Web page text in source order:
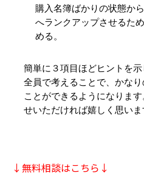
購入名簿ばかりの状態か
へランクアップさせるた
める。
簡単に３項目ほどヒントを
全員で考えることで、かな
ことができるようになりま
せいただければ嬉しく思いま
↓無料相談はこちら↓